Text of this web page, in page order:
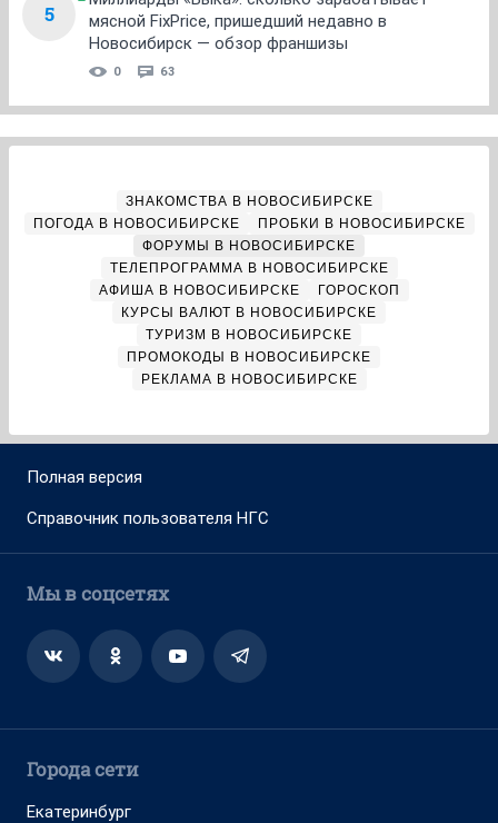
5
мясной FixPrice, пришедший недавно в
Новосибирск — обзор франшизы
0 63
ЗНАКОМСТВА В НОВОСИБИРСКЕ
ПОГОДА В НОВОСИБИРСКЕ
ПРОБКИ В НОВОСИБИРСКЕ
ФОРУМЫ В НОВОСИБИРСКЕ
ТЕЛЕПРОГРАММА В НОВОСИБИРСКЕ
АФИША В НОВОСИБИРСКЕ
ГОРОСКОП
КУРСЫ ВАЛЮТ В НОВОСИБИРСКЕ
ТУРИЗМ В НОВОСИБИРСКЕ
ПРОМОКОДЫ В НОВОСИБИРСКЕ
РЕКЛАМА В НОВОСИБИРСКЕ
Полная версия
Справочник пользователя НГС
Мы в соцсетях
Города сети
Екатеринбург